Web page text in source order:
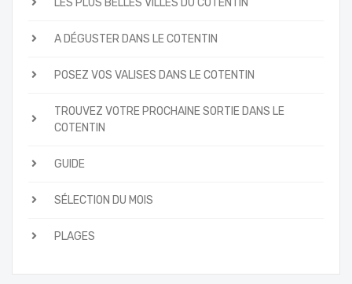
LES PLUS BELLES VILLES DU COTENTIN
A DÉGUSTER DANS LE COTENTIN
POSEZ VOS VALISES DANS LE COTENTIN
TROUVEZ VOTRE PROCHAINE SORTIE DANS LE
COTENTIN
GUIDE
SÉLECTION DU MOIS
PLAGES